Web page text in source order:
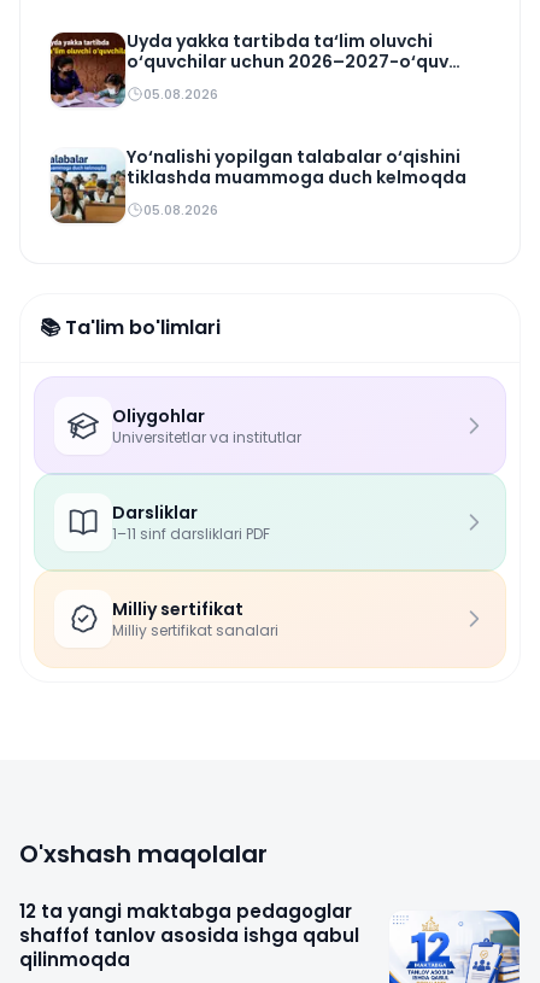
Uyda yakka tartibda ta‘lim oluvchi
o‘quvchilar uchun 2026–2027-o‘quv
rejasi tasdiqlandi
05.08.2026
Yo‘nalishi yopilgan talabalar o‘qishini
tiklashda muammoga duch kelmoqda
05.08.2026
📚 Ta'lim bo'limlari
Oliygohlar
Universitetlar va institutlar
Darsliklar
1–11 sinf darsliklari PDF
Milliy sertifikat
Milliy sertifikat sanalari
O'xshash maqolalar
12 ta yangi maktabga pedagoglar
shaffof tanlov asosida ishga qabul
qilinmoqda